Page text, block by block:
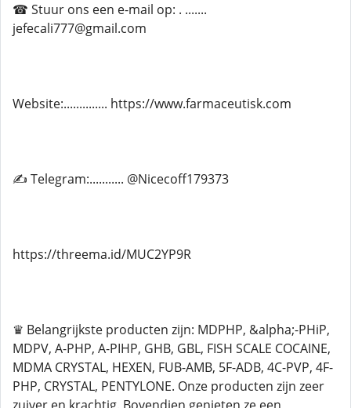
☎ Stuur ons een e-mail op: . .......
jefecali777@gmail.com
Website:.............. https://www.farmaceutisk.com
✍ Telegram:........... @Nicecoff179373
https://threema.id/MUC2YP9R
♛ Belangrijkste producten zijn: MDPHP, &alpha;-PHiP,
MDPV, A-PHP, A-PIHP, GHB, GBL, FISH SCALE COCAINE,
MDMA CRYSTAL, HEXEN, FUB-AMB, 5F-ADB, 4C-PVP, 4F-
PHP, CRYSTAL, PENTYLONE. Onze producten zijn zeer